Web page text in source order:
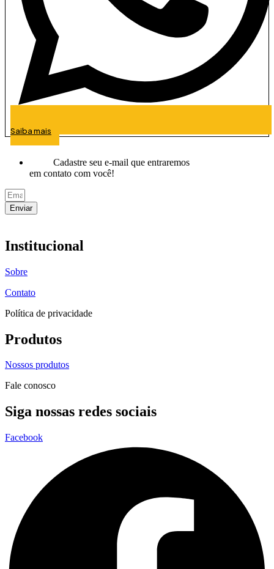
Saiba mais
Cadastre seu e-mail que entraremos
em contato com você!
Enviar
Institucional
Sobre
Contato
Política de privacidade
Produtos
Nossos produtos
Fale conosco
Siga nossas redes sociais
Facebook